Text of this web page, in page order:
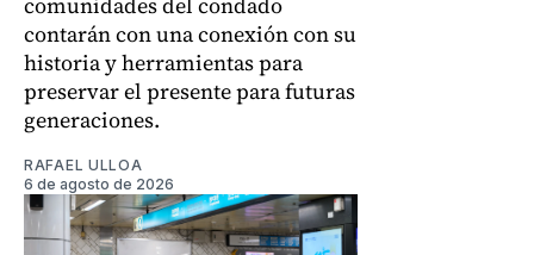
contarán con una conexión con su
historia y herramientas para
preservar el presente para futuras
generaciones.
RAFAEL ULLOA
6 de agosto de 2026